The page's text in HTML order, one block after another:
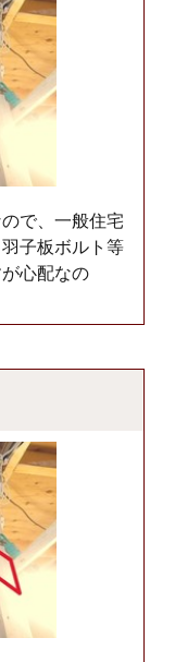
で、一般住宅
子板ボルト等
心配なの